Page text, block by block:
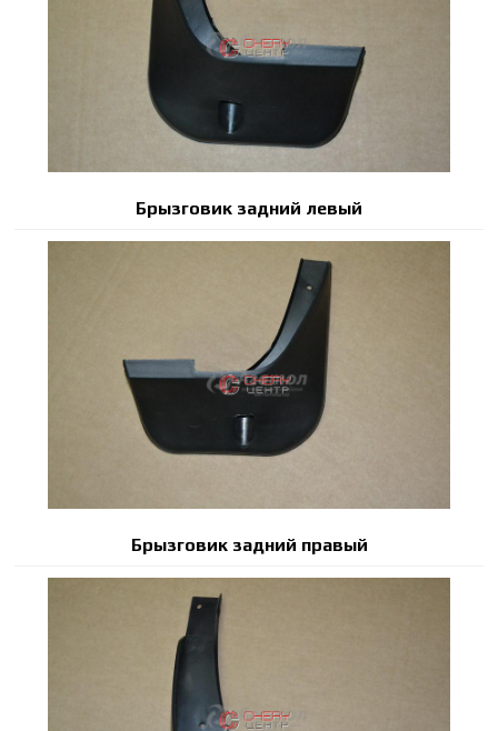
Брызговик задний левый
Брызговик задний правый